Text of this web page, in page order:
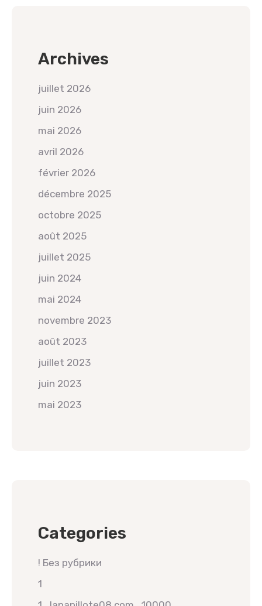
Archives
juillet 2026
juin 2026
mai 2026
avril 2026
février 2026
décembre 2025
octobre 2025
août 2025
juillet 2025
juin 2024
mai 2024
novembre 2023
août 2023
juillet 2023
juin 2023
mai 2023
Categories
! Без рубрики
1